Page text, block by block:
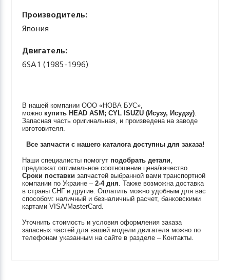
Производитель:
Япония
Двигатель:
6SA1 (1985-1996)
В нашей компании ООО «НОВА БУС»,
можно купить HEAD ASM; CYL ISUZU (Исузу, Исудзу).
Запасная часть оригинальная, и произведена на заводе
изготовителя.
Все запчасти с нашего каталога доступны для заказа!
Наши специалисты помогут подобрать детали,
предложат оптимальное соотношение цена/качество.
Сроки поставки запчастей выбранной вами транспортной
компании по Украине –2-4 дня. Также возможна доставка
в страны СНГ и другие. Оплатить можно удобным для вас
способом: наличный и безналичный расчет, банковскими
картами VISA/MasterCard.
Уточнить стоимость и условия оформления заказа
запасных частей для вашей модели двигателя можно по
телефонам указанным на сайте в разделе – Контакты.